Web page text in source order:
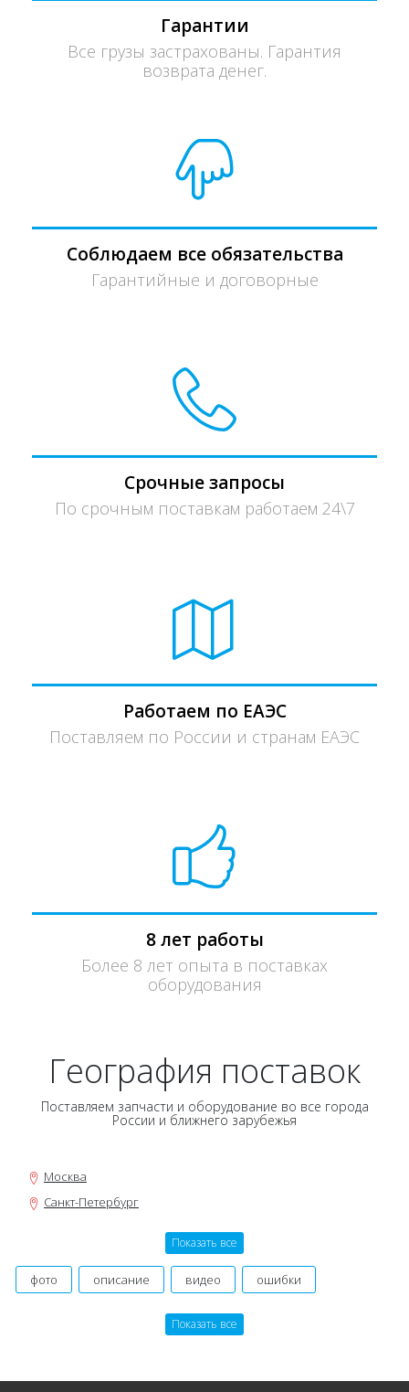
Гарантии
Все грузы застрахованы. Гарантия
возврата денег.
Соблюдаем все обязательства
Гарантийные и договорные
Срочные запросы
По срочным поставкам работаем 24\7
Работаем по ЕАЭС
Поставляем по России и странам ЕАЭС
8 лет работы
Более 8 лет опыта в поставках
оборудования
География поставок
Поставляем запчасти и оборудование во все города
России и ближнего зарубежья
Москва
Санкт-Петербург
Екатеринбург
Уфа
Показать все
фото описание видео
ошибки
руководство
состав заказа
даташит номер
Показать все